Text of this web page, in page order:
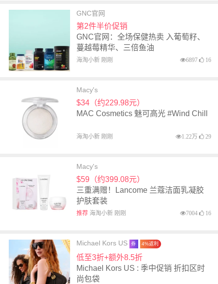
GNC官网
第2件半价促销
GNC官网：全场保健热卖 入葡萄籽、
蔓越莓精华、三倍鱼油
海淘小新 刚刚 6897 16
Macy's
$34（约229.98元）
MAC Cosmetics 魅可高光 #Wind Chill
海淘小新 刚刚 1.22万 29
Macy's
$59（约399.08元）
三重满赠！Lancome 兰蔻洁面乳凝胶
护肤套装
推荐海淘小新 刚刚 7004 16
Michael Kors US 券 4%返利
低至3折+额外8.5折
Michael Kors US : 季中促销 折扣区时
尚包袋